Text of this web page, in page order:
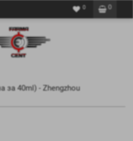
0
0
за 40ml) - Zhengzhou